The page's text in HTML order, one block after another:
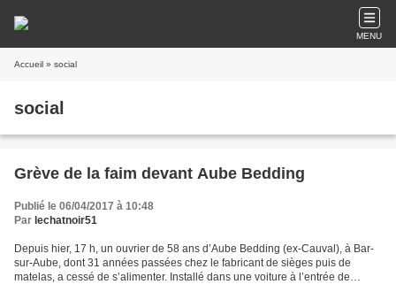
MENU
Accueil » social
social
Grève de la faim devant Aube Bedding
Publié le 06/04/2017 à 10:48
Par lechatnoir51
Depuis hier, 17 h, un ouvrier de 58 ans d’Aube Bedding (ex-Cauval), à Bar-
sur-Aube, dont 31 années passées chez le fabricant de sièges puis de
matelas, a cessé de s’alimenter. Installé dans une voiture à l’entrée de